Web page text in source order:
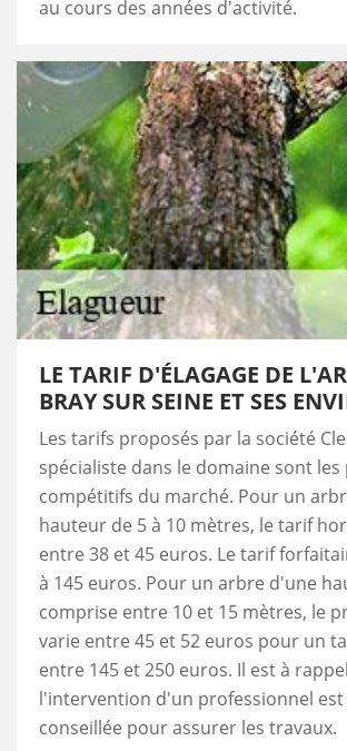
au cours des années d'activité.
LE TARIF D'ÉLAGAGE DE
BRAY SUR SEINE ET SES
Les tarifs proposés par la société
spécialiste dans le domaine sont les
compétitifs du marché. Pour un
hauteur de 5 à 10 mètres, le tarif
entre 38 et 45 euros. Le tarif
à 145 euros. Pour un arbre d'une
comprise entre 10 et 15 mètres, le
varie entre 45 et 52 euros pour un
entre 145 et 250 euros. Il est à
l'intervention d'un professionnel
conseillée pour assurer les travaux.